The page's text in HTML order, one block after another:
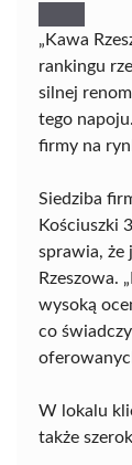
„Kawa
rankingu
silnej
tego
firmy na
Siedziba
Kościuszki
sprawia, że
Rzeszowa.
wysoką
co
W lokalu
także